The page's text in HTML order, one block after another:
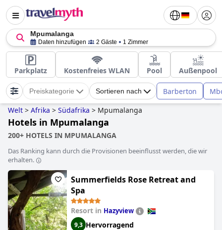
Mpumalanga
Daten hinzufügen 2 Gäste 1 Zimmer
Parkplatz Kostenfreies WLAN Pool Außenpool
Preiskategorie Sortieren nach Barberton
Welt > Afrika > Südafrika > Mpumalanga
Hotels in Mpumalanga
200+ HOTELS IN MPUMALANGA
Das Ranking kann durch die Provisionen beeinflusst werden, die wir
erhalten.
Summerfields Rose Retreat and
Spa
Resort in Hazyview
9,3 Hervorragend